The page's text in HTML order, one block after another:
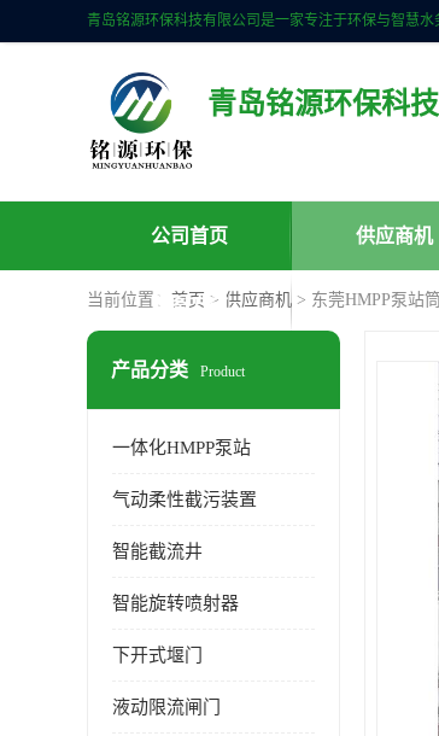
青岛铭源环保科
公司首页 供应商机
联系方式
当前位置： 首页 > 供应商机 > 东莞HMPP泵站
产品分类 Product
一体化HMPP泵站
气动柔性截污装置
智能截流井
智能旋转喷射器
下开式堰门
液动限流闸门